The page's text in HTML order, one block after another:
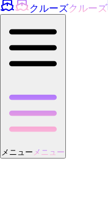
クルーズクルーズ
メニュー メニュー